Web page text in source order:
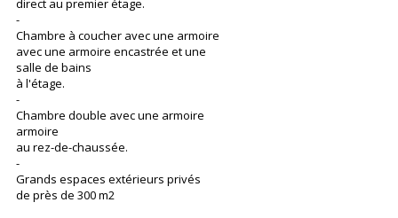
direct au premier étage.
-
Chambre à coucher avec une armoire
avec une armoire encastrée et une
salle de bains
à l'étage.
-
Chambre double avec une armoire
armoire
au rez-de-chaussée.
-
Grands espaces extérieurs privés
de près de 300 m2